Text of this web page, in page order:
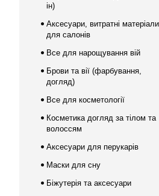
ін)
Аксесуари, витратні матеріали
для салонів
Все для нарощування вій
Брови та вії (фарбування,
догляд)
Все для косметології
Косметика догляд за тілом та
волоссям
Аксесуари для перукарів
Маски для сну
Біжутерія та аксесуари